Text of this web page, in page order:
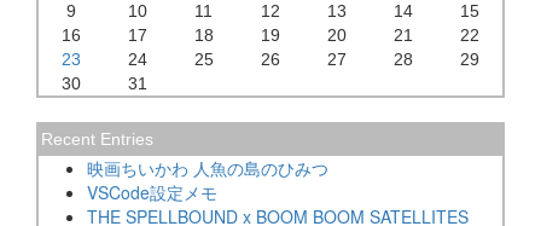
9
10 11 12 13 14
15
16
17 18 19 20 21
22
23
24 25 26 27 28
29
30
31
Recent Entries
映画ちいかわ 人魚の島のひみつ
VSCode設定メモ
THE SPELLBOUND x BOOM BOOM SATELLITES